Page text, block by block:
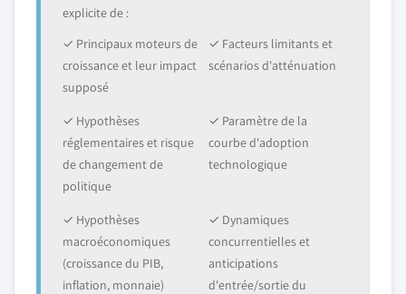
explicite de :
✓ Principaux moteurs de
croissance et leur impact
supposé
✓ Facteurs limitants et
scénarios d'atténuation
✓ Hypothèses
réglementaires et risque
de changement de
politique
✓ Paramètre de la
courbe d'adoption
technologique
✓ Hypothèses
macroéconomiques
(croissance du PIB,
inflation, monnaie)
✓ Dynamiques
concurrentielles et
anticipations
d'entrée/sortie du